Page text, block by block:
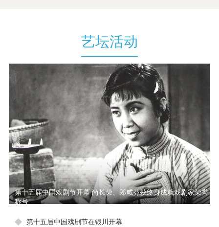
艺坛活动
第十五届中国戏剧节开幕 尚长荣、郎咸芬获终身成就戏剧家荣誉
称号
第十五届中国戏剧节在银川开幕